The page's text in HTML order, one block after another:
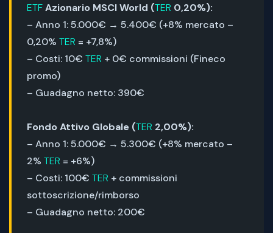
ETFAzionario MSCI World (TER 0,20%):
– Anno 1: 5.000€ → 5.400€ (+8% mercato –
0,20% TER = +7,8%)
– Costi: 10€ TER + 0€ commissioni (Fineco
promo)
– Guadagno netto: 390€
Fondo Attivo Globale (TER 2,00%):
– Anno 1: 5.000€ → 5.300€ (+8% mercato –
2% TER = +6%)
– Costi: 100€ TER + commissioni
sottoscrizione/rimborso
– Guadagno netto: 200€